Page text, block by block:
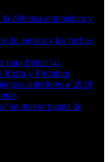
defensa automática y
de agosto y las fechas
para frenar las
Extra y Premium
anteriores a 2028
su mayor planta de